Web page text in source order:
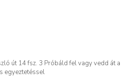
út 14 fsz. 3 Próbáld fel vagy vedd át a
egyeztetéssel